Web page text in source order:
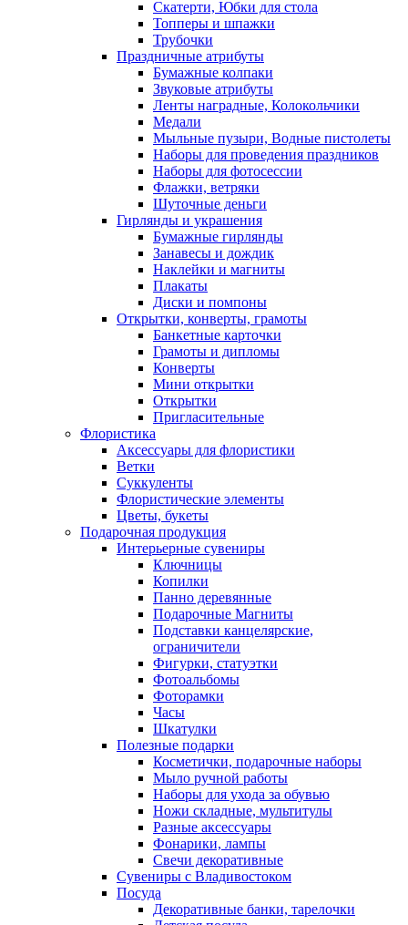
Скатерти, Юбки для стола
Топперы и шпажки
Трубочки
Праздничные атрибуты
Бумажные колпаки
Звуковые атрибуты
Ленты наградные, Колокольчики
Медали
Мыльные пузыри, Водные пистолеты
Наборы для проведения праздников
Наборы для фотосессии
Флажки, ветряки
Шуточные деньги
Гирлянды и украшения
Бумажные гирлянды
Занавесы и дождик
Наклейки и магниты
Плакаты
Диски и помпоны
Открытки, конверты, грамоты
Банкетные карточки
Грамоты и дипломы
Конверты
Мини открытки
Открытки
Пригласительные
Флористика
Аксессуары для флористики
Ветки
Суккуленты
Флористические элементы
Цветы, букеты
Подарочная продукция
Интерьерные сувениры
Ключницы
Копилки
Панно деревянные
Подарочные Магниты
Подставки канцелярские,
ограничители
Фигурки, статуэтки
Фотоальбомы
Фоторамки
Часы
Шкатулки
Полезные подарки
Косметички, подарочные наборы
Мыло ручной работы
Наборы для ухода за обувью
Ножи складные, мультитулы
Разные аксессуары
Фонарики, лампы
Свечи декоративные
Сувениры с Владивостоком
Посуда
Декоративные банки, тарелочки